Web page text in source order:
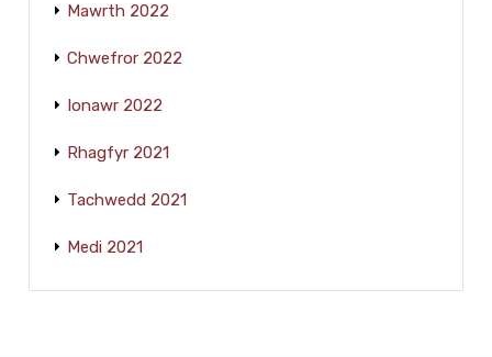
Mawrth 2022
Chwefror 2022
Ionawr 2022
Rhagfyr 2021
Tachwedd 2021
Medi 2021